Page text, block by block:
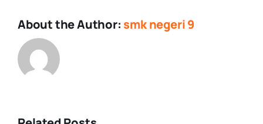
About the Author: smk negeri 9